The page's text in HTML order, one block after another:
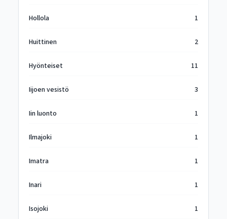
Hollola 1
Huittinen 2
Hyönteiset 11
Iijoen vesistö 3
Iin luonto 1
Ilmajoki 1
Imatra 1
Inari 1
Isojoki 1